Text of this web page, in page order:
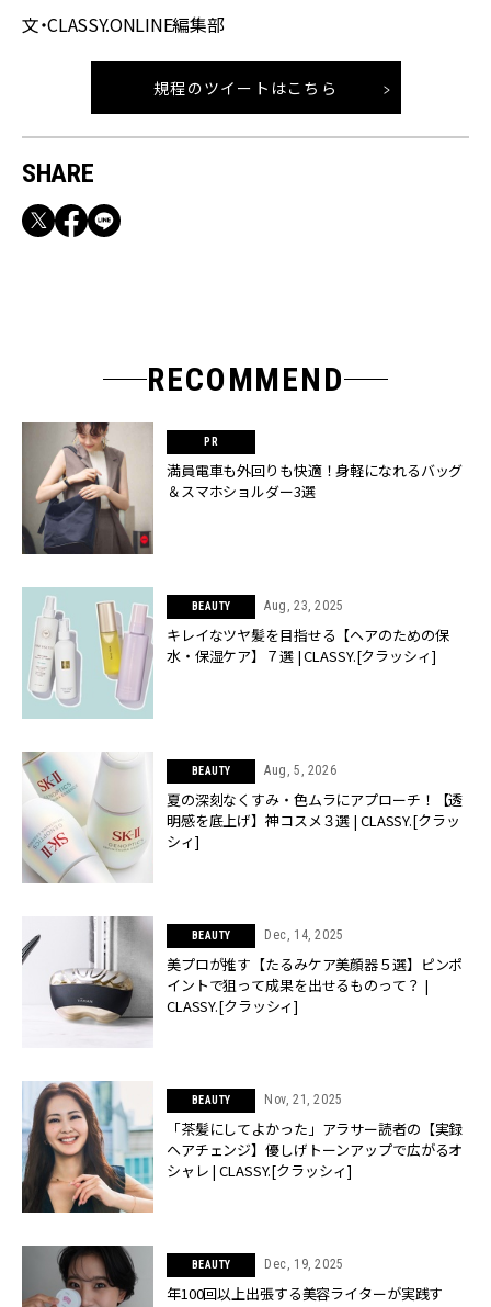
文・CLASSY.ONLINE編集部
規程のツイートはこちら
SHARE
RECOMMEND
満員電車も外回りも快適！身軽になれるバッグ
＆スマホショルダー3選
BEAUTY Aug, 23, 2025
キレイなツヤ髪を目指せる【ヘアのための保
水・保湿ケア】７選 | CLASSY.[クラッシィ]
BEAUTY Aug, 5, 2026
夏の深刻なくすみ・色ムラにアプローチ！【透
明感を底上げ】神コスメ３選 | CLASSY.[クラッ
シィ]
BEAUTY Dec, 14, 2025
美プロが推す【たるみケア美顔器５選】ピンポ
イントで狙って成果を出せるものって？ |
CLASSY.[クラッシィ]
BEAUTY Nov, 21, 2025
「茶髪にしてよかった」アラサー読者の【実録
ヘアチェンジ】優しげトーンアップで広がるオ
シャレ | CLASSY.[クラッシィ]
BEAUTY Dec, 19, 2025
年100回以上出張する美容ライターが実践す